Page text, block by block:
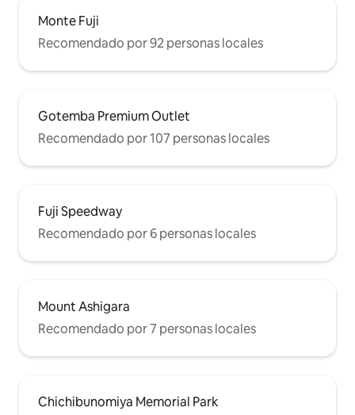
Monte Fuji
Recomendado por 92 personas locales
Gotemba Premium Outlet
Recomendado por 107 personas locales
Fuji Speedway
Recomendado por 6 personas locales
Mount Ashigara
Recomendado por 7 personas locales
Chichibunomiya Memorial Park